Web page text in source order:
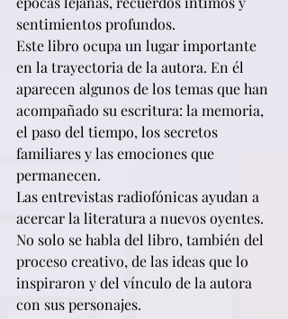
sentimientos profundos.
Este libro ocupa un lugar importante
en la trayectoria de la autora. En él
aparecen algunos de los temas que han
acompañado su escritura: la memoria,
el paso del tiempo, los secretos
familiares y las emociones que
permanecen.
Las entrevistas radiofónicas ayudan a
acercar la literatura a nuevos oyentes.
No solo se habla del libro, también del
proceso creativo, de las ideas que lo
inspiraron y del vínculo de la autora
con sus personajes.